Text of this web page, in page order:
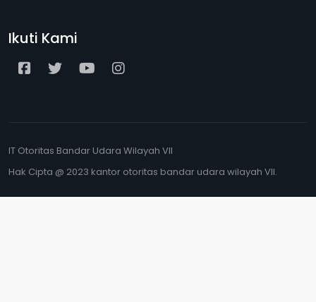
Ikuti Kami
IT Otoritas Bandar Udara Wilayah VII
Hak Cipta @ 2023 kantor otoritas bandar udara wilayah VII.